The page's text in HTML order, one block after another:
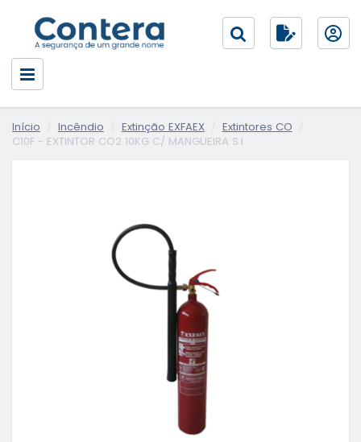
Início Incêndio Extinção EXFAEX
Extintores CO
C10F - EXTINTOR CO2 10KG C/ MANGUEIRA S.I